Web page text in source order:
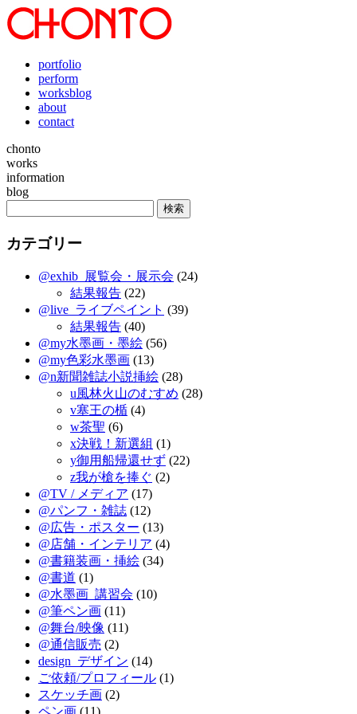
portfolio
perform
worksblog
about
contact
chonto
works
information
blog
カテゴリー
@exhib_展覧会・展示会 (24)
結果報告 (22)
@live_ライブペイント (39)
結果報告 (40)
@my水墨画・墨絵 (56)
@my色彩水墨画 (13)
@n新聞雑誌小説挿絵 (28)
u風林火山のむすめ (28)
v塞王の楯 (4)
w茶聖 (6)
x決戦！新選組 (1)
y御用船帰還せず (22)
z我が槍を捧ぐ (2)
@TV / メディア (17)
@パンフ・雑誌 (12)
@広告・ポスター (13)
@店舗・インテリア (4)
@書籍装画・挿絵 (34)
@書道 (1)
@水墨画_講習会 (10)
@筆ペン画 (11)
@舞台/映像 (11)
@通信販売 (2)
design_デザイン (14)
ご依頼/プロフィール (1)
スケッチ画 (2)